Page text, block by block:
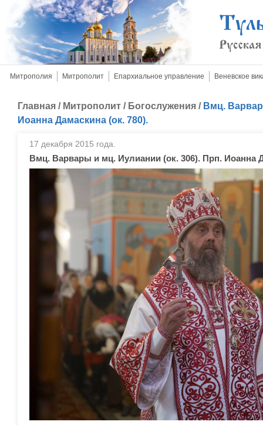
Митрополия Митрополит Епархиальное управление Веневское
Главная / Митрополит / Богослужения / Вмц.
Иоанна Дамаскина (ок. 780).
17 декабря 2015 года.
Вмц. Варвары и мц. Иулиании (ок. 306). Прп. Иоанна